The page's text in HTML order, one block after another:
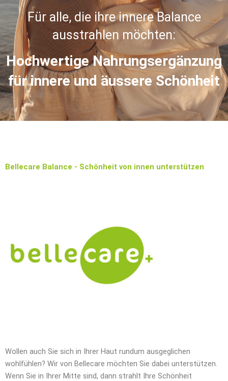
Für alle, die ihre innere Balance
ausstrahlen möchten:
Hochwertige Nahrungsergänzung
für innere und äussere Schönheit
Bellecare Balance - Schönheit von innen unterstützen
Wollen auch Sie sich in Ihrer Haut rundum ausgeglichen
wohlfühlen? Wir von Bellecare möchten Sie dabei unterstützen.
Wenn Sie in Ihrer Mitte sind, dann strahlt Ihre Schönheit